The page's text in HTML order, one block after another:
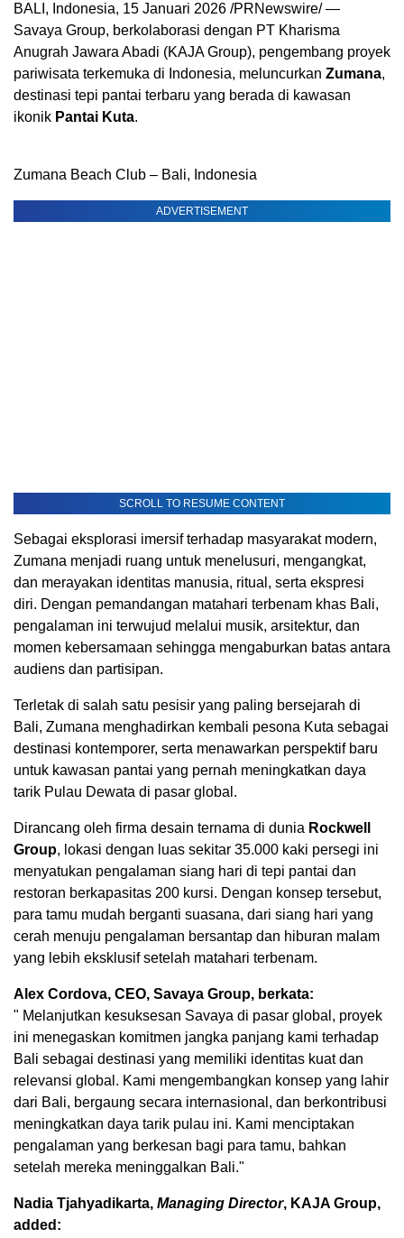
BALI, Indonesia, 15 Januari 2026 /PRNewswire/ —
Savaya Group, berkolaborasi dengan PT Kharisma
Anugrah Jawara Abadi (KAJA Group), pengembang proyek
pariwisata terkemuka di Indonesia, meluncurkan Zumana,
destinasi tepi pantai terbaru yang berada di kawasan
ikonik Pantai Kuta.
Zumana Beach Club – Bali, Indonesia
ADVERTISEMENT
SCROLL TO RESUME CONTENT
Sebagai eksplorasi imersif terhadap masyarakat modern,
Zumana menjadi ruang untuk menelusuri, mengangkat,
dan merayakan identitas manusia, ritual, serta ekspresi
diri. Dengan pemandangan matahari terbenam khas Bali,
pengalaman ini terwujud melalui musik, arsitektur, dan
momen kebersamaan sehingga mengaburkan batas antara
audiens dan partisipan.
Terletak di salah satu pesisir yang paling bersejarah di
Bali, Zumana menghadirkan kembali pesona Kuta sebagai
destinasi kontemporer, serta menawarkan perspektif baru
untuk kawasan pantai yang pernah meningkatkan daya
tarik Pulau Dewata di pasar global.
Dirancang oleh firma desain ternama di dunia Rockwell
Group, lokasi dengan luas sekitar 35.000 kaki persegi ini
menyatukan pengalaman siang hari di tepi pantai dan
restoran berkapasitas 200 kursi. Dengan konsep tersebut,
para tamu mudah berganti suasana, dari siang hari yang
cerah menuju pengalaman bersantap dan hiburan malam
yang lebih eksklusif setelah matahari terbenam.
Alex Cordova, CEO, Savaya Group, berkata:
" Melanjutkan kesuksesan Savaya di pasar global, proyek
ini menegaskan komitmen jangka panjang kami terhadap
Bali sebagai destinasi yang memiliki identitas kuat dan
relevansi global. Kami mengembangkan konsep yang lahir
dari Bali, bergaung secara internasional, dan berkontribusi
meningkatkan daya tarik pulau ini. Kami menciptakan
pengalaman yang berkesan bagi para tamu, bahkan
setelah mereka meninggalkan Bali."
Nadia Tjahyadikarta, Managing Director, KAJA Group,
added: